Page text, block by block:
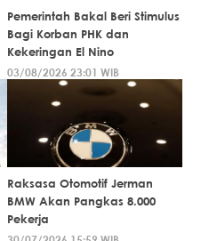
Pemerintah Bakal Beri Stimulus
Bagi Korban PHK dan
Kekeringan El Nino
03/08/2026 23:01 WIB
Raksasa Otomotif Jerman
BMW Akan Pangkas 8.000
Pekerja